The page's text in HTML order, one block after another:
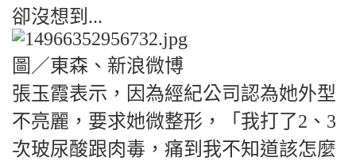
卻沒想到...
圖／東森、新浪微博
張玉霞表示，因為經紀公司認為她外型
不亮麗，要求她微整形，「我打了2、3
次玻尿酸跟肉毒，痛到我不知道該怎麼